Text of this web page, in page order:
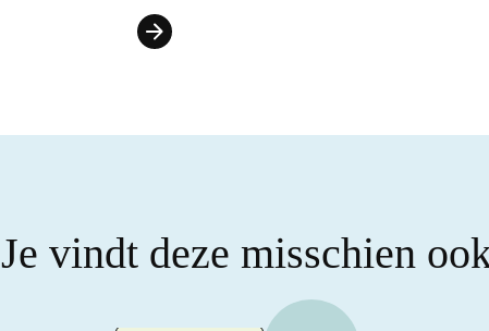
Je vindt deze misschien